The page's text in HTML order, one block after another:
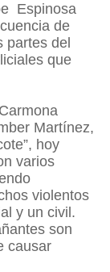
Espinosa
de
partes del
que
Martínez,
hoy
varios
violentos
y un civil.
son
causar